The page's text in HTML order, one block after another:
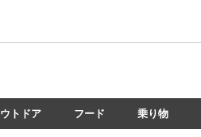
トドア フード 乗り物